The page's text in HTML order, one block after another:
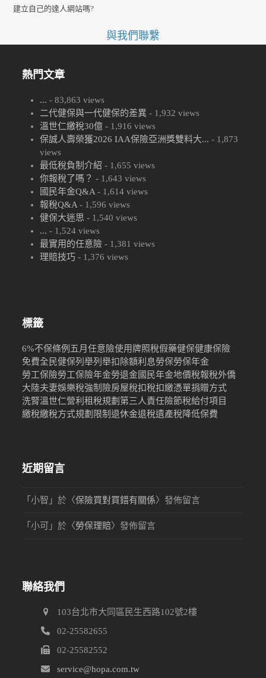
建立自己的達人網站嗎?
與我們聯繫
熱門文章
... - 83,863 views
二代健保與一代健保的差異 - 1,932 views
溫世仁繳稅30億 - 1,916 views
保誠人壽榮獲2026 IAA保險亞洲獎雙料大... - 1,873
views
最低稅負制介紹 - 1,655 views
你報稅了嗎？ - 1,643 views
國民年金Q&A - 1,614 views
報稅Q&A - 1,596 views
健保大迷思 - 1,540 views
... - 1,524 views
最實用的任意險 - 1,381 views
理賠技巧 - 1,376 views
標籤
6%不保條例 五月任意險使用牌照稅假藥健保健康保險
免費全民健保列舉列舉扣除額利息勞保勞保年金
勞工保險勞工保險年金勞退金國民年金地價稅報稅外僑
大陸夫妻娛樂稅強制險房屋稅扣稅扣繳憑單捐贈方式
洗腎溫世仁營利租稅規劃 第三人責任險節稅給付項目
繳稅繳稅方式規劃限制退休金退稅遺產稅 降低保費
近期留言
「小智 」於〈保險買對買錯有關係〉發佈留言
「小可 」於〈勞保理賠〉發佈留言
聯絡我們
103台北市大同區民生西路102號2樓
02-25582655
02-25582552
service@hopa.com.tw